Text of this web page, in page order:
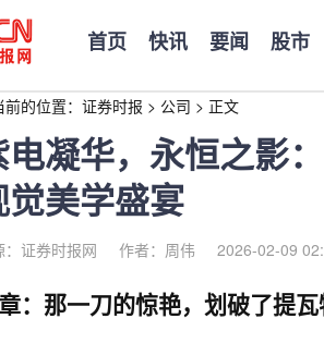
首页 快讯 要闻 股市
的位置： 证券时报 > 公司 > 正文
电凝华，永恒之影
觉美学盛宴
：证券时报网 作者：周伟 2026-02-09
：那一刀的惊艳，划破了提